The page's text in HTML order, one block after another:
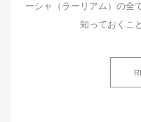
ーシャ（ラーリアム）の全
知っておくこ